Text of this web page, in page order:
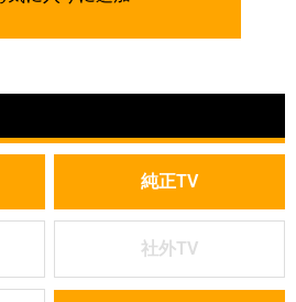
純正TV
社外TV